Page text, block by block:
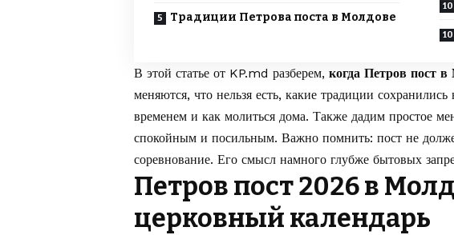
Традиции Петрова поста в Молдове
В этой статье от KP.md разберем, когда Петров пост
меняются, что нельзя есть, какие традиции
временем и как молиться дома. Также дадим простое
спокойным и посильным. Важно помнить: пост не
соревнование. Его смысл намного глубже бытовых
Петров пост 2026 в
церковный календарь